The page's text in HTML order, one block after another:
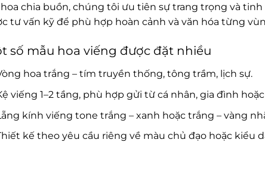
chia buồn, chúng tôi ưu tiên sự trang trọng và
tư vấn kỹ để phù hợp hoàn cảnh và văn hóa từng
số mẫu hoa viếng được đặt nhiều
hoa trắng – tím truyền thống, tông trầm, lịch sự.
viếng 1–2 tầng, phù hợp gửi từ cá nhân, gia đình
kính viếng tone trắng – xanh hoặc trắng – vàng
kế theo yêu cầu riêng về màu chủ đạo hoặc kiểu